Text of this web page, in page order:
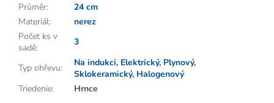
Průměr:
24 cm
Materiál:
nerez
Počet ks v
sadě:
3
Typ ohřevu: Na indukci, Elektrický, Plynový,
Sklokeramický, Halogenový
Triedenie: Hrnce